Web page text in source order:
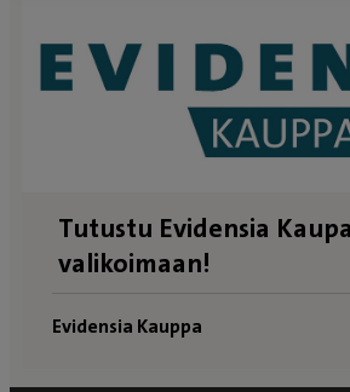
Tutustu Evidensia
valikoimaan!
Evidensia Kauppa